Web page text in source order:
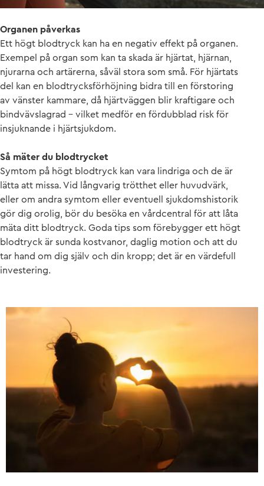
Organen påverkas
Ett högt blodtryck kan ha en negativ effekt på organen.
Exempel på organ som kan ta skada är hjärtat, hjärnan,
njurarna och artärerna, såväl stora som små. För hjärtats
del kan en blodtrycksförhöjning bidra till en förstoring
av vänster kammare, då hjärtväggen blir kraftigare och
bindvävslagrad – vilket medför en fördubblad risk för
insjuknande i hjärtsjukdom.
Så mäter du blodtrycket
Symtom på högt blodtryck kan vara lindriga och de är
lätta att missa. Vid långvarig trötthet eller huvudvärk,
eller om andra symtom eller eventuell sjukdomshistorik
gör dig orolig, bör du besöka en vårdcentral för att låta
mäta ditt blodtryck. Goda tips som förebygger ett högt
blodtryck är sunda kostvanor, daglig motion och att du
tar hand om dig själv och din kropp; det är en värdefull
investering.